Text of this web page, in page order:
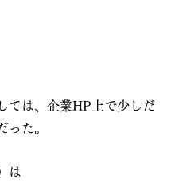
ては、企業HP上で少しだ
った。
は